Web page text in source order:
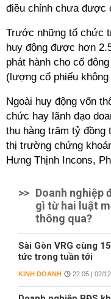
điều chỉnh chưa được
Trước những tổ chức
huy động được hơn
phát hành cho cổ
(lượng cổ phiếu không
Ngoài huy động vốn
chức hay lãnh đạo
thu hàng trăm tỷ đồng
thị trường chứng
Hưng Thịnh Incons,
>> Doanh nghiệp
gì từ hai luật
thông qua?
Sài Gòn VRG cùng
tức trong tuần tới
KINH DOANH 22:05 | 02/